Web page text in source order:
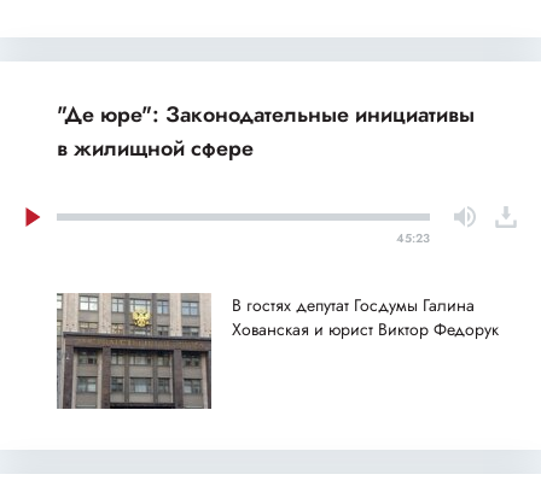
"Де юре": Законодательные инициативы
в жилищной сфере
45:23
В гостях депутат Госдумы Галина
Хованская и юрист Виктор Федорук